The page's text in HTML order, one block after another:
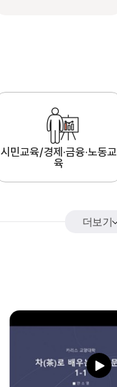
시민교육/경제·금융·노동교
육
더보기